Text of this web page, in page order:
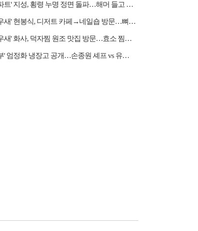
'아파트' 지성, 횡령 누명 정면 돌파…해머 들고 주민회의 난입
'미우새' 현봉식, 디저트 카페→네일숍 방문…뼈족발 맛집 먹방
'미우새' 화사, 덕자찜 원조 맛집 방문…효소 찜질방 체험
'냉부' 엄정화 냉장고 공개…손종원 셰프 vs 유용욱 소장